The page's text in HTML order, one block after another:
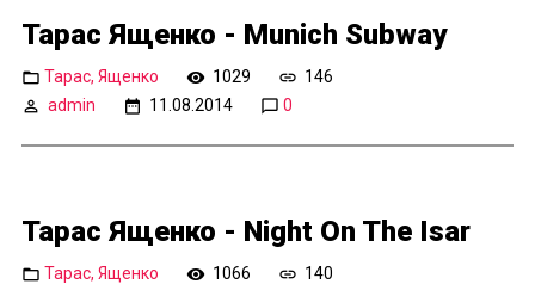
Тарас Ященко - Munich Subway
Тарас, Ященко 1029
146
admin
11.08.2014 0
Тарас Ященко - Night On The Isar
Тарас, Ященко 1066
140